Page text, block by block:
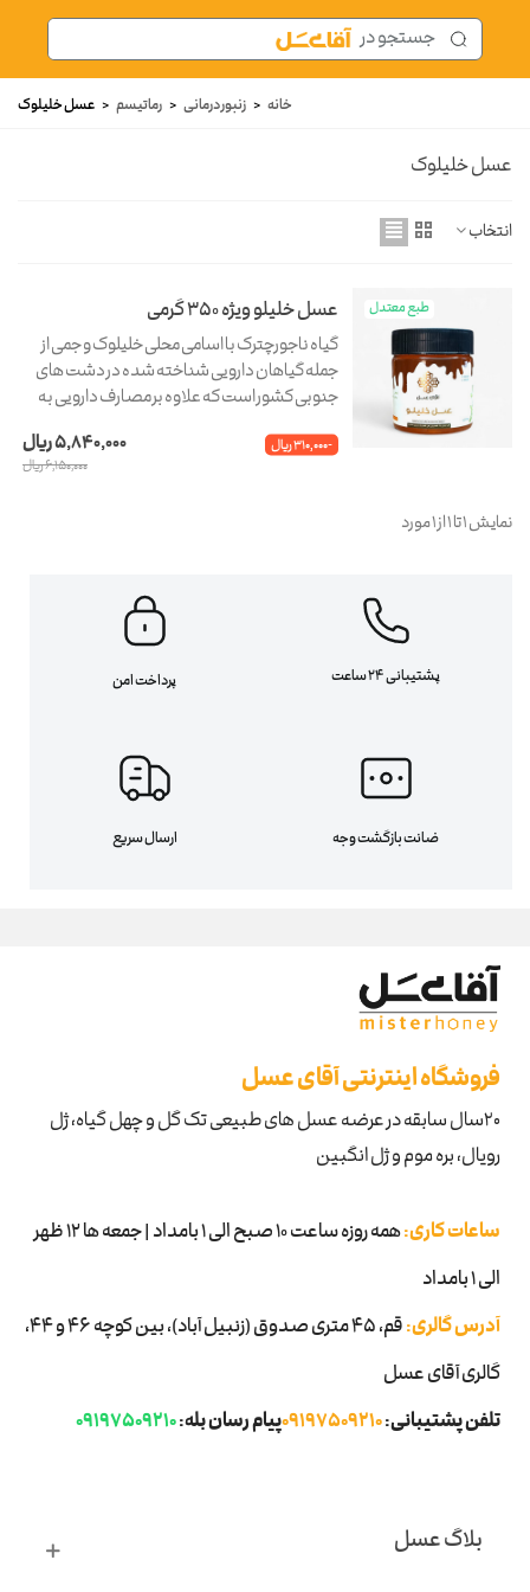
خانه < زنبور درمانی < رماتیسم < عسل خلیلوک
عسل خلیلوک
انتخاب
طبع معتدل عسل خلیلو ویژه 350 گرمی
5,840,000 ریال
6,150,000 ریال
-310,000 ریال
گیاه ناجورچترک با اسامی محلی خلیلوک و جمی از
جمله گیاهان دارویی شناخته شده در دشت های
جنوبی کشور است که علاوه بر مصارف دارویی به
رسد.
نمایش 1 تا 1 از 1 مورد
پشتیبانی 24 ساعت پرداخت امن
ضانت بازگشت وجه ارسال سریع
فروشگاه اینترنتی آقای عسل
۲۰سال سابقه در عرضه عسل های طبیعی تک گل و چهل گیاه، ژل
رویال، بره موم و ژل انگبین
ساعات کاری:
همه روزه ساعت 10 صبح الی 1 بامداد | جمعه ها 12 ظهر
الی 1 بامداد
آدرس گالری:
قم، ۴۵ متری صدوق (زنبیل آباد)، بین کوچه 46 و 44،
گالری آقای عسل
تلفن پشتیبانی:09197509210پیام رسان بله:09197509210
بلاگ عسل